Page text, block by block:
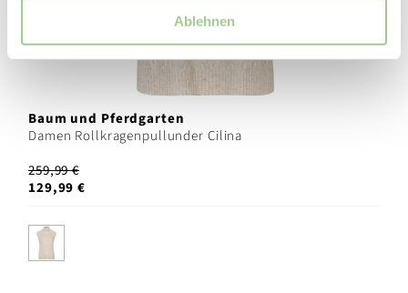
Ablehnen
Baum und Pferdgarten
Damen Rollkragenpullunder Cilina
259,99 €
129,99 €